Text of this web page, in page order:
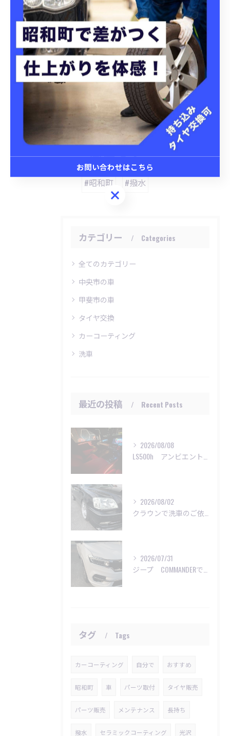
昭和町にてタイヤ交換を実施昭和町にて洗車プランを提
案
タイヤ交換 洗車
一覧に戻る 次のページ >
関連タグ
#昭和町 #撥水
カテゴリー Categories
全てのカテゴリー
中央市の車
甲斐市の車
タイヤ交換
カーコーティング
洗車
最近の投稿 Recent Posts
2026/08/08
2026/08/02
2026/07/31
タグ Tags
カーコーティング 自分で おすすめ
昭和町 車 パーツ取付 タイヤ販売
パーツ販売 メンテナンス 長持ち
撥水 セラミックコーティング 光沢
お問い合わせはこちら
お問い合わせはこちら